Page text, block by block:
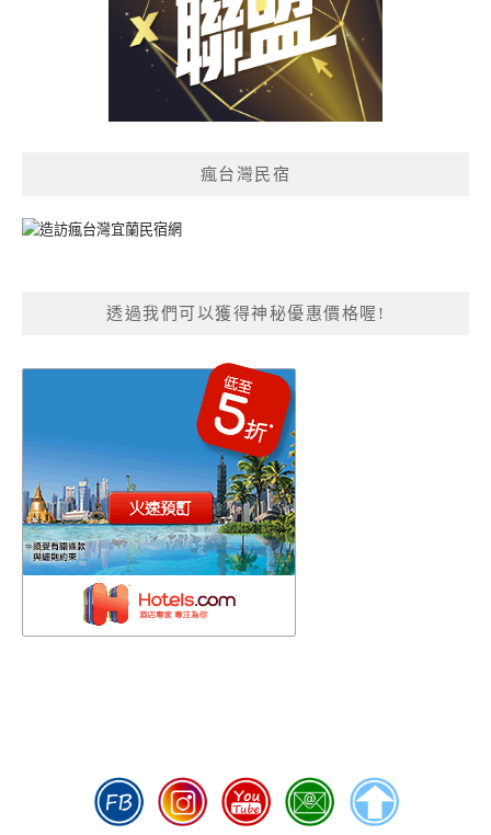
瘋台灣民宿
透過我們可以獲得神秘優惠價格喔!